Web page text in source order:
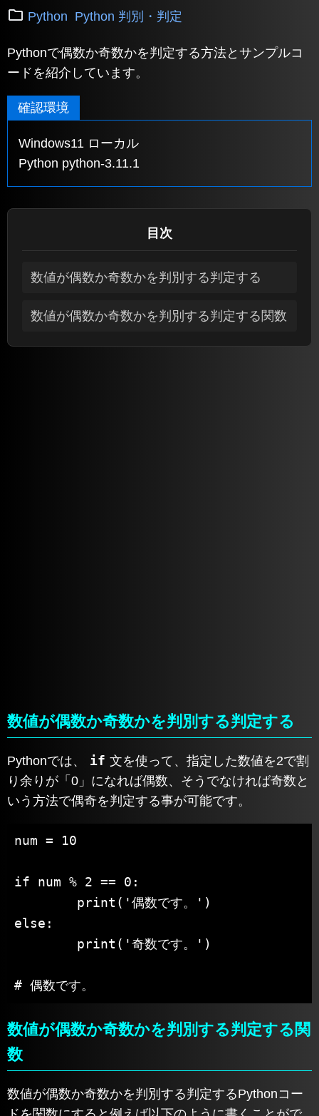
Python Python 判別・判定
Pythonで偶数か奇数かを判定する方法とサンプルコ
ードを紹介しています。
確認環境
Windows11 ローカル
Python python-3.11.1
目次
数値が偶数か奇数かを判別する判定する
数値が偶数か奇数かを判別する判定する関数
数値が偶数か奇数かを判別する判定する
Pythonでは、 if 文を使って、指定した数値を2で割
り余りが「0」になれば偶数、そうでなければ奇数と
いう方法で偶奇を判定する事が可能です。
num = 10
if num % 2 == 0:
else:
# 偶数です。
数値が偶数か奇数かを判別する判定する関
数
数値が偶数か奇数かを判別する判定するPythonコー